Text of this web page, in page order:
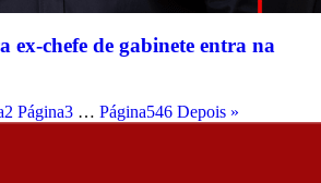
ex-chefe de gabinete entra na
2 Página3 … Página546 Depois »